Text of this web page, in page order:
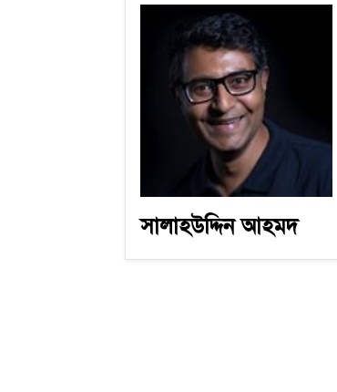
সালাহউদ্দিন আহমদ